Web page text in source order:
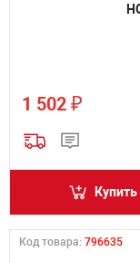
1 502 ₽
Купить
Код товара: 796635